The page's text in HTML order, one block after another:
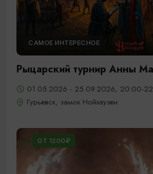
САМОЕ ИНТЕРЕСНОЕ
Рыцарский турнир Анны
01.05.2026 - 25.09.2026, 20:00-
Гурьевск, замок Нойхаузен
ОТ 1200₽